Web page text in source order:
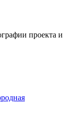
проекта и